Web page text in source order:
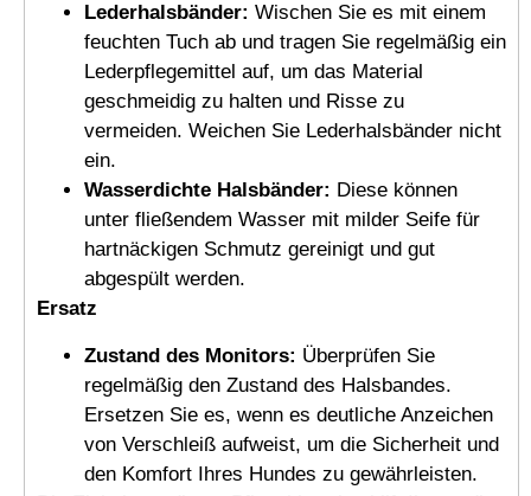
Lederhalsbänder: Wischen Sie es mit einem
feuchten Tuch ab und tragen Sie regelmäßig ein
Lederpflegemittel auf, um das Material
geschmeidig zu halten und Risse zu
vermeiden. Weichen Sie Lederhalsbänder nicht
ein.
Wasserdichte Halsbänder: Diese können
unter fließendem Wasser mit milder Seife für
hartnäckigen Schmutz gereinigt und gut
abgespült werden.
Ersatz
Zustand des Monitors: Überprüfen Sie
regelmäßig den Zustand des Halsbandes.
Ersetzen Sie es, wenn es deutliche Anzeichen
von Verschleiß aufweist, um die Sicherheit und
den Komfort Ihres Hundes zu gewährleisten.